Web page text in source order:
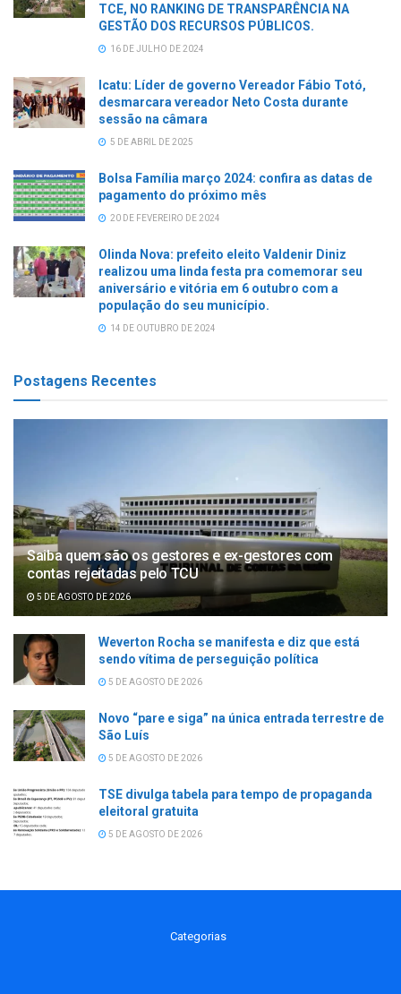
TCE, NO RANKING DE TRANSPARÊNCIA NA
GESTÃO DOS RECURSOS PÚBLICOS.
16 DE JULHO DE 2024
Icatu: Líder de governo Vereador Fábio Totó,
desmarcara vereador Neto Costa durante
sessão na câmara
5 DE ABRIL DE 2025
Bolsa Família março 2024: confira as datas de
pagamento do próximo mês
20 DE FEVEREIRO DE 2024
Olinda Nova: prefeito eleito Valdenir Diniz
realizou uma linda festa pra comemorar seu
aniversário e vitória em 6 outubro com a
população do seu município.
14 DE OUTUBRO DE 2024
Postagens Recentes
Saiba quem são os gestores e ex-gestores com
contas rejeitadas pelo TCU
5 DE AGOSTO DE 2026
Weverton Rocha se manifesta e diz que está
sendo vítima de perseguição política
5 DE AGOSTO DE 2026
Novo “pare e siga” na única entrada terrestre de
São Luís
5 DE AGOSTO DE 2026
TSE divulga tabela para tempo de propaganda
eleitoral gratuita
5 DE AGOSTO DE 2026
Categorias